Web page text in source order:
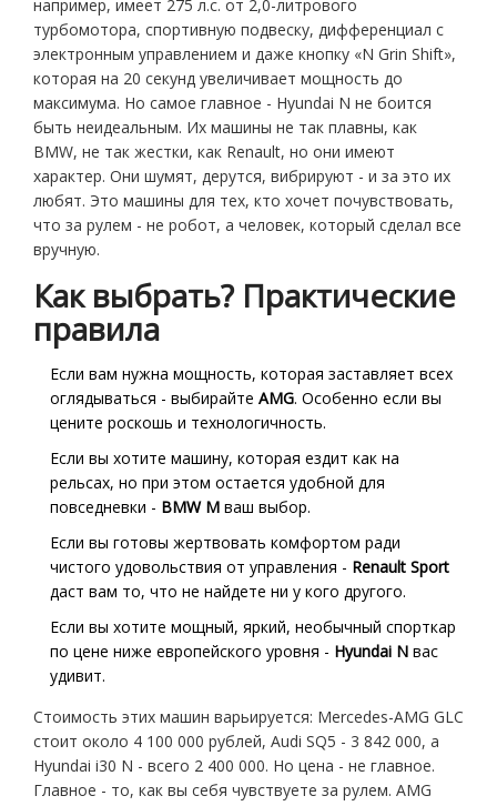
например, имеет 275 л.с. от 2,0-литрового
турбомотора, спортивную подвеску, дифференциал с
электронным управлением и даже кнопку «N Grin Shift»,
которая на 20 секунд увеличивает мощность до
максимума. Но самое главное - Hyundai N не боится
быть неидеальным. Их машины не так плавны, как
BMW, не так жестки, как Renault, но они имеют
характер. Они шумят, дерутся, вибрируют - и за это их
любят. Это машины для тех, кто хочет почувствовать,
что за рулем - не робот, а человек, который сделал все
вручную.
Как выбрать? Практические
правила
Если вам нужна мощность, которая заставляет всех
оглядываться - выбирайте AMG. Особенно если вы
цените роскошь и технологичность.
Если вы хотите машину, которая ездит как на
рельсах, но при этом остается удобной для
повседневки - BMW M ваш выбор.
Если вы готовы жертвовать комфортом ради
чистого удовольствия от управления - Renault Sport
даст вам то, что не найдете ни у кого другого.
Если вы хотите мощный, яркий, необычный спорткар
по цене ниже европейского уровня - Hyundai N вас
удивит.
Стоимость этих машин варьируется: Mercedes-AMG GLC
стоит около 4 100 000 рублей, Audi SQ5 - 3 842 000, а
Hyundai i30 N - всего 2 400 000. Но цена - не главное.
Главное - то, как вы себя чувствуете за рулем. AMG